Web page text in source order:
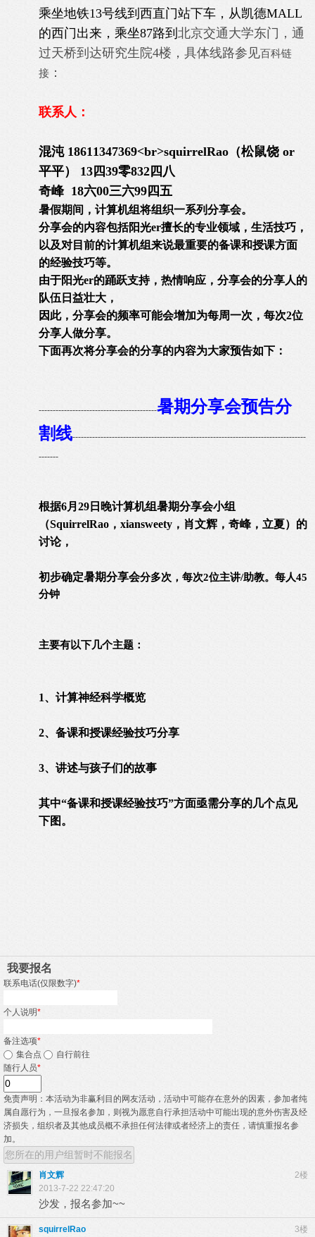
乘坐地铁13号线到西直门站下车，从凯德MALL
的西门出来，乘坐87路到 北京交通大学东门，通
过天桥到达研究生院4楼，具体线路参见百科链
接 ：
联系人：
混沌 18611347369<br>squirrelRao（松鼠饶 or
平平） 13四39零832四八
奇峰 18六00三六99四五
暑假期间，计算机组将组织一系列分享会。
分享会的内容包括阳光er擅长的专业领域，生活技巧，
以及对目前的计算机组来说最重要的备课和授课方面
的经验技巧等。
由于阳光er的踊跃支持，热情响应，分享会的分享人的
队伍日益壮大，
因此，分享会的频率可能会增加为每周一次，每次2位
分享人做分享。
下面再次将分享会的分享的内容为大家预告如下：
------------------------------------------暑期分享会预告分
割线-----------------------------------------------------------------------------------
-------
根据6月29日晚计算机组暑期分享会小组
（SquirrelRao，xiansweety，肖文辉，奇峰，立夏）的
讨论，
初步确定暑期分享会分多次，每次2位主讲/助教。每人45
分钟
主要有以下几个主题：
1、计算神经科学概览
2、备课和授课经验技巧分享
3、讲述与孩子们的故事
其中“备课和授课经验技巧”方面亟需分享的几个点见
下图。
我要报名
联系电话(仅限数字)*
个人说明*
备注选项*
集合点
自行前往
随行人员*
免责声明：本活动为非赢利目的网友活动，活动中可能存在意外的因素，参加者纯
属自愿行为，一旦报名参加，则视为愿意自行承担活动中可能出现的意外伤害及经
济损失，组织者及其他成员概不承担任何法律或者经济上的责任，请慎重报名参
加。
您所在的用户组暂时不能报名
2楼
肖文辉
2013-7-22 22:47:20
沙发，报名参加~~
3楼
squirrelRao